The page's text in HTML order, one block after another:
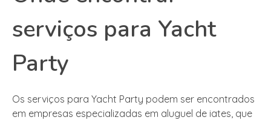
serviços para Yacht
Party
Os serviços para Yacht Party podem ser encontrados
em empresas especializadas em aluguel de iates, que